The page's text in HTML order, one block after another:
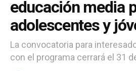
educación media
adolescentes y
La convocatoria para
con el programa cerrará el 31